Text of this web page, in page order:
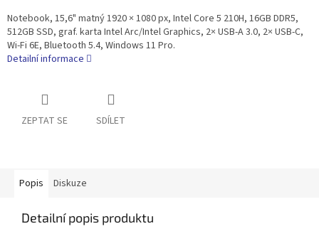
Notebook, 15,6" matný 1920 × 1080 px, Intel Core 5 210H, 16GB DDR5,
512GB SSD, graf. karta Intel Arc/Intel Graphics, 2× USB-A 3.0, 2× USB-C,
Wi-Fi 6E, Bluetooth 5.4, Windows 11 Pro.
Detailní informace
ZEPTAT SE SDÍLET
Popis Diskuze
Detailní popis produktu